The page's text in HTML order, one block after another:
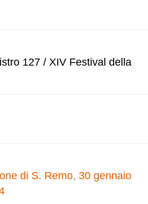
127 / XIV Festival della
di S. Remo, 30 gennaio